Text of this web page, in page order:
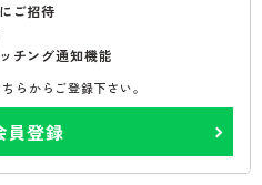
ご招待
チング通知機能
らからご登録下さい。
員登録